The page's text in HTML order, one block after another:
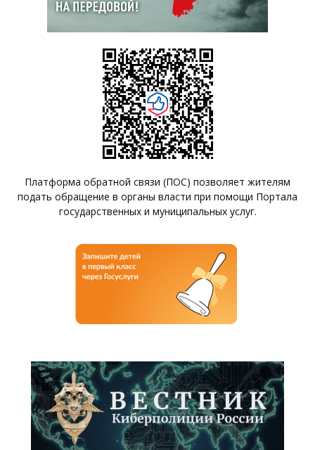
Платформа обратной связи (ПОС) позволяет жителям
подать обращение в органы власти при помощи Портала
государственных и муниципальных услуг.